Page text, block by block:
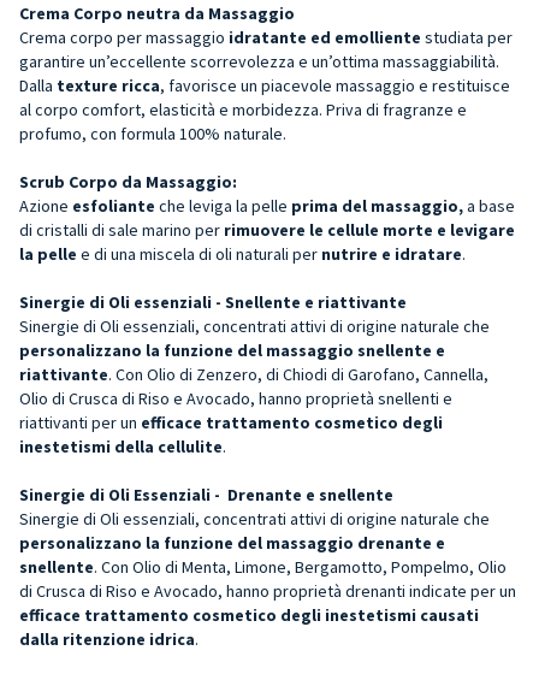
Crema Corpo neutra da Massaggio
Crema corpo per massaggio idratante ed emolliente studiata per
garantire un’eccellente scorrevolezza e un’ottima massaggiabilità.
Dalla texture ricca, favorisce un piacevole massaggio e restituisce
al corpo comfort, elasticità e morbidezza. Priva di fragranze e
profumo, con formula 100% naturale.
Scrub Corpo da Massaggio:
Azione esfoliante che leviga la pelle prima del massaggio,a base
di cristalli di sale marino per rimuovere le cellule morte e levigare
la pelle e di una miscela di oli naturali per nutrire e idratare.
Sinergie di Oli essenziali - Snellente e riattivante
Sinergie di Oli essenziali, concentrati attivi di origine naturale che
personalizzano la funzione del massaggio snellente e
riattivante. Con Olio di Zenzero, di Chiodi di Garofano, Cannella,
Olio di Crusca di Riso e Avocado, hanno proprietà snellenti e
riattivanti per un efficace trattamento cosmetico degli
inestetismi della cellulite.
Sinergie di Oli Essenziali - Drenante e snellente
Sinergie di Oli essenziali, concentrati attivi di origine naturale che
personalizzano la funzione del massaggio drenante e
snellente. Con Olio di Menta, Limone, Bergamotto, Pompelmo, Olio
di Crusca di Riso e Avocado, hanno proprietà drenanti indicate per un
efficace trattamento cosmetico degli inestetismi causati
dalla ritenzione idrica.